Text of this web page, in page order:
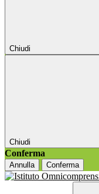
Chiudi
Chiudi
Conferma
Annulla Conferma